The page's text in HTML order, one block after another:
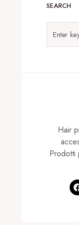
SEARCH
Hair
Prodotti